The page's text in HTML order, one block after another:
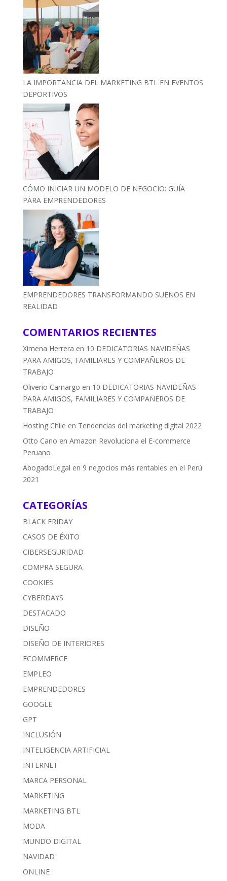
LA IMPORTANCIA DEL MARKETING BTL EN EVENTOS
DEPORTIVOS
CÓMO INICIAR UN MODELO DE NEGOCIO: GUÍA
PARA EMPRENDEDORES
EMPRENDEDORES TRANSFORMANDO SUEÑOS EN
REALIDAD
COMENTARIOS RECIENTES
Ximena Herrera en 10 DEDICATORIAS NAVIDEÑAS
PARA AMIGOS, FAMILIARES Y COMPAÑEROS DE
TRABAJO
Oliverio Camargo en 10 DEDICATORIAS NAVIDEÑAS
PARA AMIGOS, FAMILIARES Y COMPAÑEROS DE
TRABAJO
Hosting Chile en Tendencias del marketing digital 2022
Otto Cano en Amazon Revoluciona el E-commerce
Peruano
AbogadoLegal en 9 negocios más rentables en el Perú
2021
CATEGORÍAS
BLACK FRIDAY
CASOS DE ÉXITO
CIBERSEGURIDAD
COMPRA SEGURA
COOKIES
CYBERDAYS
DESTACADO
DISEÑO
DISEÑO DE INTERIORES
ECOMMERCE
EMPLEO
EMPRENDEDORES
GOOGLE
GPT
INCLUSIÓN
INTELIGENCIA ARTIFICIAL
INTERNET
MARCA PERSONAL
MARKETING
MARKETING BTL
MODA
MUNDO DIGITAL
NAVIDAD
ONLINE